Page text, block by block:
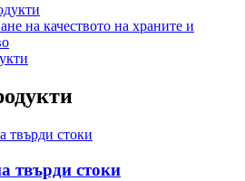
на качеството на храните и
твърди стоки